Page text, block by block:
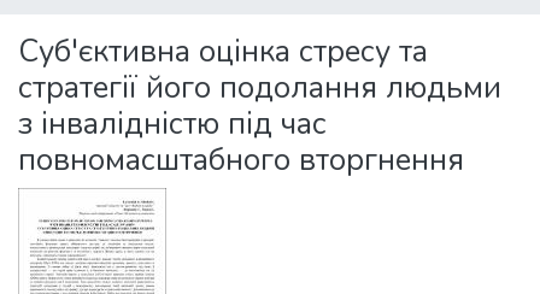
Statistics
Суб'єктивна оцінка стресу та
стратегії його подолання людьми
з інвалідністю під час
повномасштабного вторгнення